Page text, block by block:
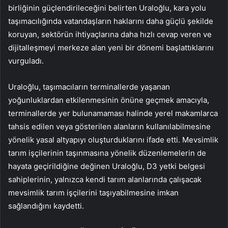
birliğinin güçlendirileceğini belirten Uraloğlu, kara yolu
taşımacılığında vatandaşların haklarını daha güçlü şekilde
koruyan, sektörün ihtiyaçlarına daha hızlı cevap veren ve
dijitalleşmeyi merkeze alan yeni bir dönemi başlattıklarını
vurguladı.
Uraloğlu, taşımacıların terminallerde yaşanan
yoğunluklardan etkilenmesinin önüne geçmek amacıyla,
terminallerde yer bulunamaması halinde yerel makamlarca
tahsis edilen veya gösterilen alanların kullanılabilmesine
yönelik yasal altyapıyı oluşturduklarını ifade etti. Mevsimlik
tarım işçilerinin taşınmasına yönelik düzenlemelerin de
hayata geçirildiğine değinen Uraloğlu, D3 yetki belgesi
sahiplerinin, yalnızca kendi tarım alanlarında çalışacak
mevsimlik tarım işçilerini taşıyabilmesine imkan
sağlandığını kaydetti.